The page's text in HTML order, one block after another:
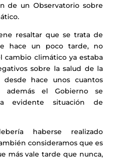
de un Observatorio sobre
resaltar que se trata de
hace un poco tarde, no
cambio climático ya estaba
sobre la salud de la
desde hace unos cuantos
además el Gobierno se
evidente situación de
haberse realizado
consideramos que es
más vale tarde que nunca,